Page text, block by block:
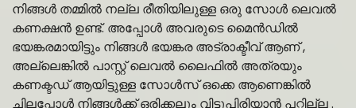
നിങ്ങൾ തമ്മിൽ നല്ല രീതിയിലുള്ള ഒരു സോൾ ലെവൽ
കണക്ഷൻ ഉണ്ട്. അപ്പോൾ അവരുടെ മൈൻഡിൽ
ഭയങ്കരമായിട്ടും നിങ്ങൾ ഭയങ്കര അട്രാക്ടീവ് ആണ് ,
അല്ലെങ്കിൽ പാസ്റ്റ് ലെവൽ ലൈഫിൽ അത്രയും
കണക്ടഡ് ആയിട്ടുള്ള സോൾസ് ഒക്കെ ആണെങ്കിൽ
ചിലപ്പോൾ നിങ്ങൾക്ക് ഒരിക്കലും വിട്ടുപിരിയാൻ പറ്റില്ല .